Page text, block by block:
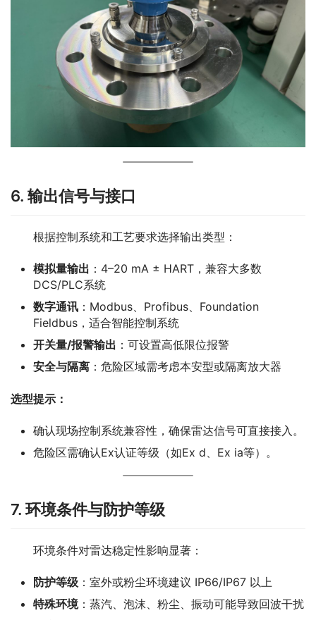
6. 输出信号与接口
根据控制系统和工艺要求选择输出类型：
模拟量输出 ：4–20 mA ± HART，兼容大多数
DCS/PLC系统
数字通讯 ：Modbus、Profibus、Foundation
Fieldbus，适合智能控制系统
开关量/报警输出 ：可设置高低限位报警
安全与隔离 ：危险区域需考虑本安型或隔离放大器
选型提示：
确认现场控制系统兼容性，确保雷达信号可直接接入。
危险区需确认Ex认证等级（如Ex d、Ex ia等）。
7. 环境条件与防护等级
环境条件对雷达稳定性影响显著：
防护等级 ：室外或粉尘环境建议 IP66/IP67 以上
特殊环境：蒸汽、泡沫、粉尘、振动可能导致回波干扰